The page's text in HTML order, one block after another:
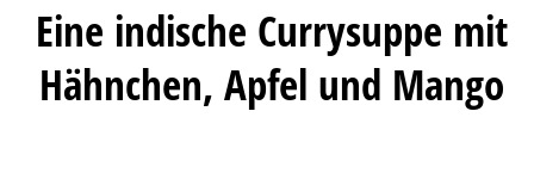
Eine indische Currysuppe mit
Hähnchen, Apfel und Mango